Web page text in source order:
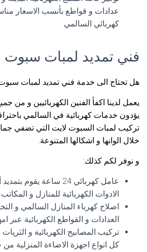
عدادات و قواطع بأنسب الاسعار
كهربائي السالمي.
فني تمديد لمبات سبوت
هل تحتاج الى خدمة فني تمديد لمبات
يعمل لدينا اكفأ الفنين الكهربائيين و من
يؤدون خدمات كهربائية في السالمي
تركيب لمبات السبوت لايت التي تضفي
خلال الوانها و اشكالها المتنوعة.
و نوفر لكم كذلك:
عامل كهربائي 24 ساعة
الادوات الكهربائية للمنازل و
اصلاح كهرباء المنازل السالمي و
العدادات و القواطع الكهربائية عبر
تركيب المصابيح الكهربائية و
كل انواع اجهزة الاضاءة المنزلية